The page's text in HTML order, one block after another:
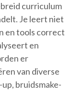
curriculum
Je leert niet
en tools correct
en
er
van diverse
bruidsmake-